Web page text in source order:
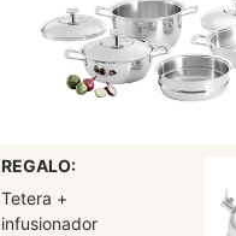
REGALO:
Tetera +
infusionador